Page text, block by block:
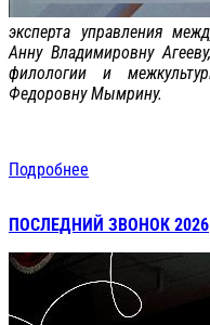
эксперта управления
Анну Владимировну
филологии и
Федоровну Мымрину.
Подробнее
ПОСЛЕДНИЙ ЗВОНОК 2026